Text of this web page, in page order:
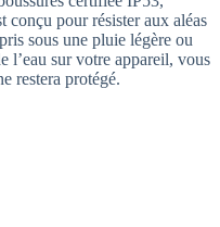
conçu pour résister aux aléas
sous une pluie légère ou
l’eau sur votre appareil, vous
restera protégé.